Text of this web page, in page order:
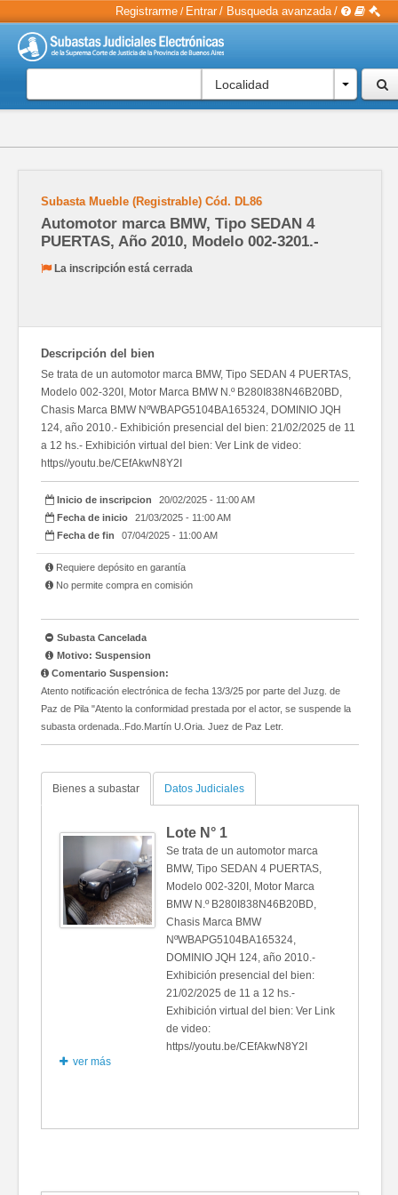
Registrarme / Entrar / Busqueda avanzada /
Localidad
Subasta Mueble (Registrable) Cód. DL86
Automotor marca BMW, Tipo SEDAN 4
PUERTAS, Año 2010, Modelo 002-3201.-
La inscripción está cerrada
Descripción del bien
Se trata de un automotor marca BMW, Tipo SEDAN 4 PUERTAS,
Modelo 002-320I, Motor Marca BMW N.º B280I838N46B20BD,
Chasis Marca BMW NºWBAPG5104BA165324, DOMINIO JQH
124, año 2010.- Exhibición presencial del bien: 21/02/2025 de 11
a 12 hs.- Exhibición virtual del bien: Ver Link de video:
https//youtu.be/CEfAkwN8Y2I
Inicio de inscripcion
20/02/2025 - 11:00 AM
Fecha de inicio
21/03/2025 - 11:00 AM
Fecha de fin
07/04/2025 - 11:00 AM
Requiere depósito en garantía
No permite compra en comisión
Subasta Cancelada
Motivo: Suspension
Comentario Suspension:
Atento notificación electrónica de fecha 13/3/25 por parte del Juzg. de
Paz de Pila "Atento la conformidad prestada por el actor, se suspende la
subasta ordenada..Fdo.Martín U.Oria. Juez de Paz Letr.
Bienes a subastar Datos Judiciales
Lote N° 1
Se trata de un automotor marca
BMW, Tipo SEDAN 4 PUERTAS,
Modelo 002-320I, Motor Marca
BMW N.º B280I838N46B20BD,
Chasis Marca BMW
NºWBAPG5104BA165324,
DOMINIO JQH 124, año 2010.-
Exhibición presencial del bien:
21/02/2025 de 11 a 12 hs.-
Exhibición virtual del bien: Ver Link
de video:
https//youtu.be/CEfAkwN8Y2I
ver más